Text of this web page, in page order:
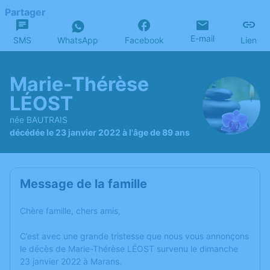
Partager
SMS WhatsApp Facebook E-mail Lien
Marie-Thérèse
LÉOST
née BAUTRAIS
décédée le 23 janvier 2022 à l'âge de 89 ans
Message de la famille
Chère famille, chers amis,
C’est avec une grande tristesse que nous vous annonçons
le décès de Marie-Thérèse LÉOST survenu le dimanche
23 janvier 2022 à Marans.